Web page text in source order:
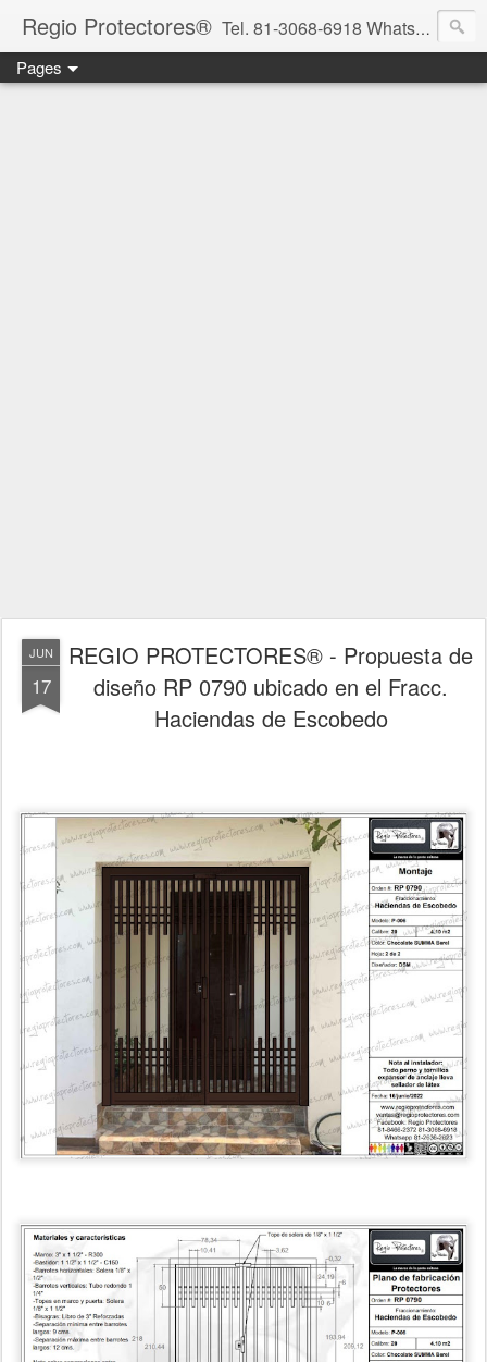
Regio Protectores® Tel. 81-3068-6918 WhatsApp 81-2636-2823 / 33-1145-3780 cotizacionregioprotectores@gmail.com / regioprotectores@gmail.com https://www.facebook.com/RegioProtectores/
Pages
JUN
17
REGIO PROTECTORES® - Propuesta de
diseño RP 0790 ubicado en el Fracc.
Haciendas de Escobedo